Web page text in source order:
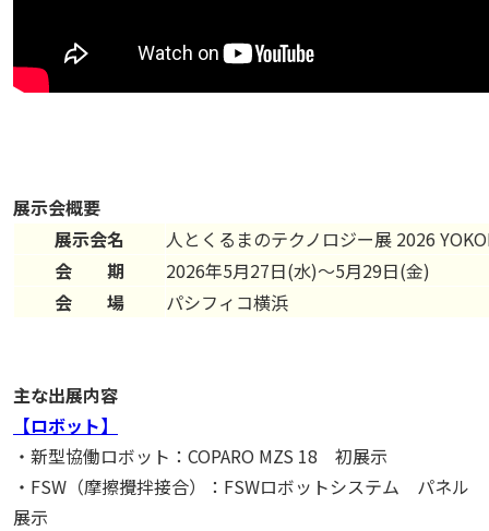
展示会概要
展示会名
人とくるまのテクノロジー展 2026
会 期
2026年5月27日(水)～5月29日(金)
会 場
パシフィコ横浜
主な出展内容
【ロボット】
・新型協働ロボット：COPARO MZS 18 初展示
・FSW（摩擦攪拌接合）：FSWロボットシステム パネル
展示